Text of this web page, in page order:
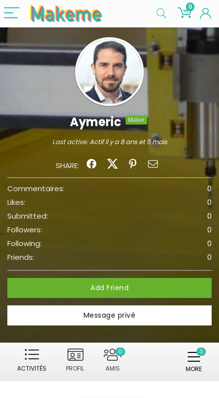
0
Aymeric Maker
Last active:Actif il y a 8 ans et 5 mois
SHARE:
Commentaires:
0
Likes:
0
Submitted:
0
Followers:
0
Following:
0
Friends:
0
Add Friend
Message privé
ACTIVITÉS PROFIL AMIS
0
MORE